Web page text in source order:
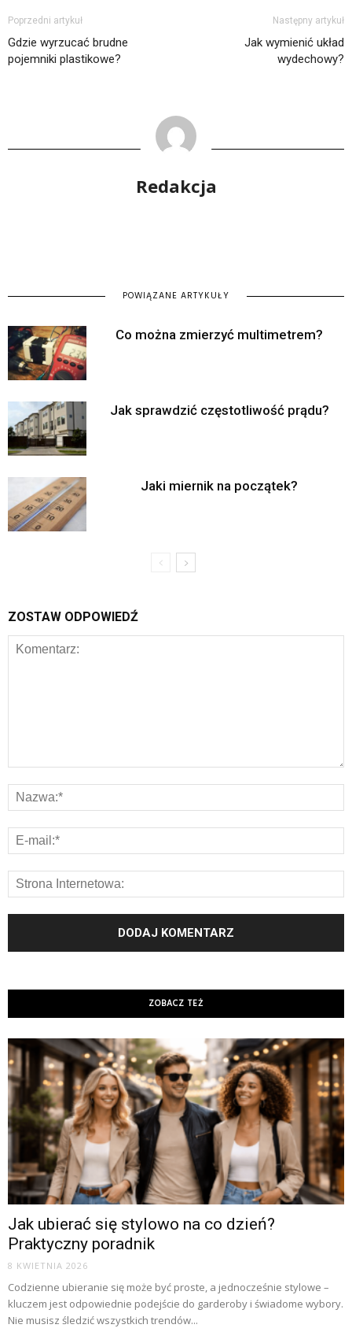
Poprzedni artykuł
Gdzie wyrzucać brudne
pojemniki plastikowe?
Następny artykuł
Jak wymienić układ
wydechowy?
Redakcja
POWIĄZANE ARTYKUŁY
Co można zmierzyć multimetrem?
Jak sprawdzić częstotliwość prądu?
Jaki miernik na początek?
ZOSTAW ODPOWIEDŹ
ZOBACZ TEŻ
Jak ubierać się stylowo na co dzień?
Praktyczny poradnik
8 KWIETNIA 2026
Codzienne ubieranie się może być proste, a jednocześnie stylowe –
kluczem jest odpowiednie podejście do garderoby i świadome wybory.
Nie musisz śledzić wszystkich trendów...